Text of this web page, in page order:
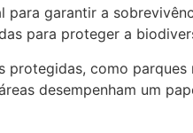
garantir a
para proteger a
como
desempenham um